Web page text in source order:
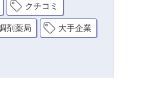
クチコミ
剤薬局 大手企業